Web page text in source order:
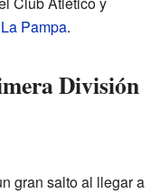
La Pampa.
División
gran salto al llegar a